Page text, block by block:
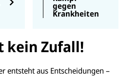
Beitrag zeigen
erfolgreich
gegen die
Pocken, gegen
gegen
Krankheiten
kein Zufall!
entsteht aus Entscheidungen –